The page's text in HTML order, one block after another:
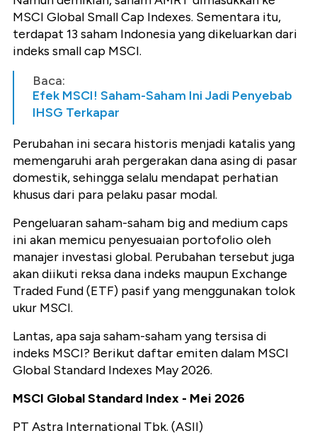
MSCI Global Small Cap Indexes. Sementara itu,
terdapat 13 saham Indonesia yang dikeluarkan dari
indeks small cap MSCI.
Baca:
Efek MSCI! Saham-Saham Ini Jadi Penyebab
IHSG Terkapar
Perubahan ini secara historis menjadi katalis yang
memengaruhi arah pergerakan dana asing di pasar
domestik, sehingga selalu mendapat perhatian
khusus dari para pelaku pasar modal.
Pengeluaran saham-saham big and medium caps
ini akan memicu penyesuaian portofolio oleh
manajer investasi global. Perubahan tersebut juga
akan diikuti reksa dana indeks maupun Exchange
Traded Fund (ETF) pasif yang menggunakan tolok
ukur MSCI.
Lantas, apa saja saham-saham yang tersisa di
indeks MSCI? Berikut daftar emiten dalam MSCI
Global Standard Indexes May 2026.
MSCI Global Standard Index - Mei 2026
PT Astra International Tbk. (ASII)